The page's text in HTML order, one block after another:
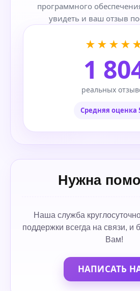
программного
увидеть и ваш отзыв
1
реальных
Средняя оценка
Нужна
Наша служба
поддержки всегда на связи, и
Вам!
НАПИСАТЬ